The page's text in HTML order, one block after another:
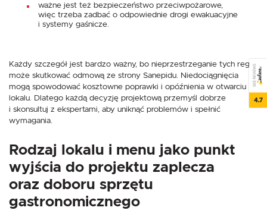
ważne jest też bezpieczeństwo przeciwpożarowe,
więc trzeba zadbać o odpowiednie drogi ewakuacyjne
i systemy gaśnicze.
Każdy szczegół jest bardzo ważny, bo nieprzestrzeganie tych reguł
może skutkować odmową ze strony Sanepidu. Niedociągnięcia
mogą spowodować kosztowne poprawki i opóźnienia w otwarciu
lokalu. Dlatego każdą decyzję projektową przemyśl dobrze
i skonsultuj z ekspertami, aby uniknąć problemów i spełnić
wymagania.
Rodzaj lokalu i menu jako punkt
wyjścia do projektu zaplecza
oraz doboru sprzętu
gastronomicznego
SEE REVIEWS
4.7